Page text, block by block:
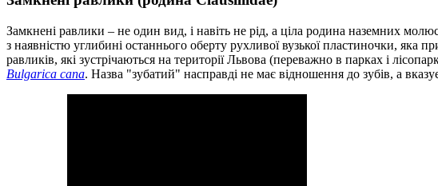
Замкнені равлики – не один вид, і навіть не рід, а ціла родина наземних
з наявністю углибині останнього оберту рухливої вузької пластиночки,
равликів, які зустрічаються на території Львова (переважно в парках і
Bulgarica cana. Назва "зубатий" насправді не має відношення до зубів, а